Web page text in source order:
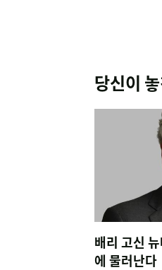
당신이
배리 고신
에 물러난다